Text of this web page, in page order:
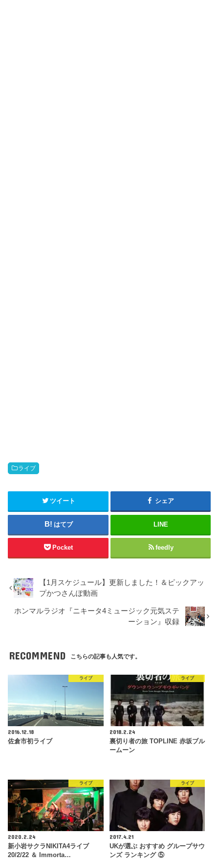
ライブ
ツイート シェア
はてブ LINE
Pocket feedly
【1月スケジュール】更新しました！＆ピックアッ
プかつさんぽ動画
ホンマルラジオ『ニキータ4ミュージック元気ステ
ーション』収録
RECOMMEND こちらの記事も人気です。
ライブ
2016.12.18
佐倉市初ライブ
ライブ
2018.2.24
裏切り者の旅 TOPLINE 赤坂ブル
ームーン
ライブ
2020.2.24
新小岩サクラNIKITA4ライブ
20/2/22 ＆ Immorta…
ライブ
2017.4.21
UKが選ぶ おすすめ グループサウ
ンズ ランキング ⑤